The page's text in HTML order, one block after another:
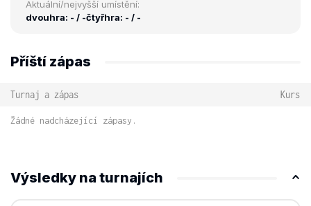
Aktuální/nejvyšší umístění:
dvouhra: - / -čtyřhra: - / -
Příští zápas
Turnaj a zápas Kurs
Žádné nadcházející zápasy.
Výsledky na turnajích